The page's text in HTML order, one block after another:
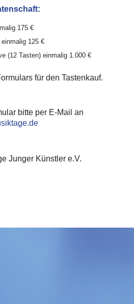
175 €
125 €
(12 Tasten) einmalig 1.000 €
für den Tastenkauf.
bitte per E-Mail an
Junger Künstler e.V.